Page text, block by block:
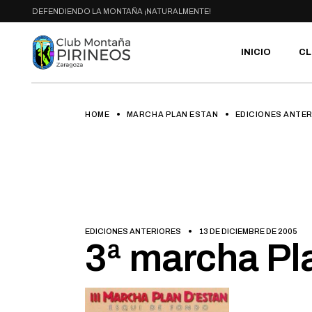
content
DEFENDIENDO LA MONTAÑA ¡NATURALMENTE!
INICIO
HOME MARCHA PLAN ESTAN EDICIONES
EDICIONES ANTERIORES 13 DE DICIEMBRE DE 2005
3ª marcha